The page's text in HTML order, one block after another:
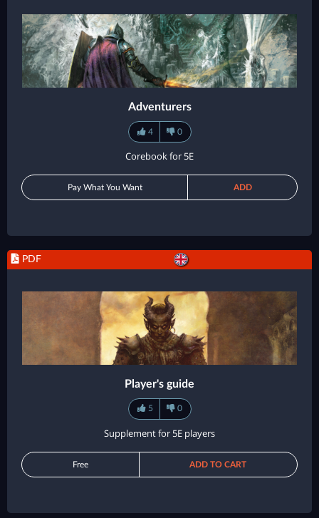
Adventurers
4 0
Corebook for 5E
Pay What You Want ADD
PDF
Player's guide
5 0
Supplement for 5E players
Free ADD TO CART